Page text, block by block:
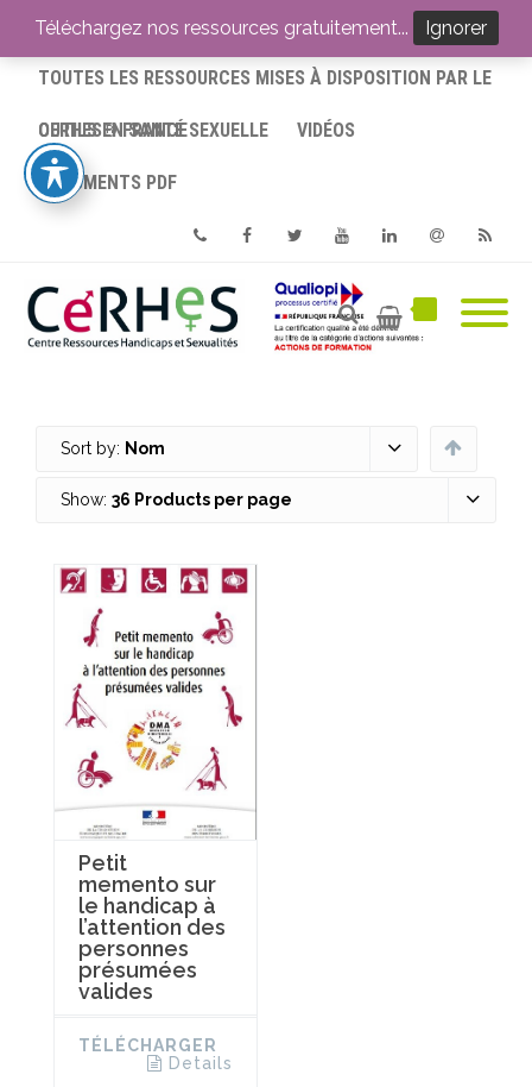
ACCUEIL
TOUTES LES RESSOURCES MISES À DISPOSITION PAR LE
CERHES® FRANCE
OUTILS EN SANTÉ SEXUELLE VIDÉOS
DOCUMENTS PDF
PhoneFacebookTwitterYoutube
Sort by: Nom
Show: 36 Products per page
Petit
memento sur
le handicap à
l’attention des
personnes
présumées
valides
TÉLÉCHARGER
Details
Téléchargez nos ressources gratuitement... Ignorer